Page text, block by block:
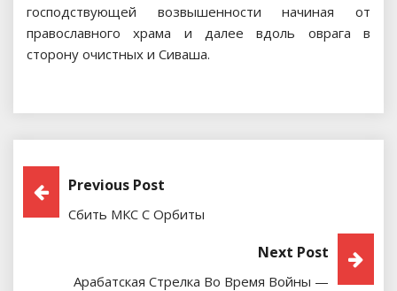
господствующей возвышенности начиная от
православного храма и далее вдоль оврага в
сторону очистных и Сиваша.
Навигация
По
Previous Post
Сбить МКС С Орбиты
Next Post
Арабатская Стрелка Во Время Войны —